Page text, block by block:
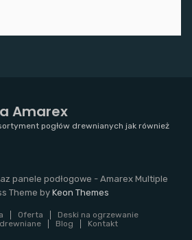
Amarex
pogłów drewnianych jak również
panele podłogowe - Amarex Multiple
Theme by Keon Themes
Oferta
Deski na ogrzewanie
Blog Kontakt